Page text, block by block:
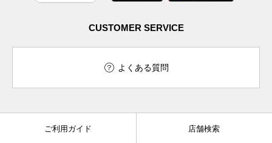
CUSTOMER SERVICE
よくある質問
ご利用ガイド 店舗検索